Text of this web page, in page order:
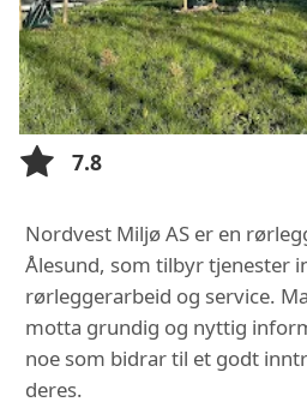
7.8
Nordvest Miljø AS er en
Ålesund, som tilbyr tjenester
rørleggerarbeid og service.
motta grundig og nyttig
noe som bidrar til et godt
deres.